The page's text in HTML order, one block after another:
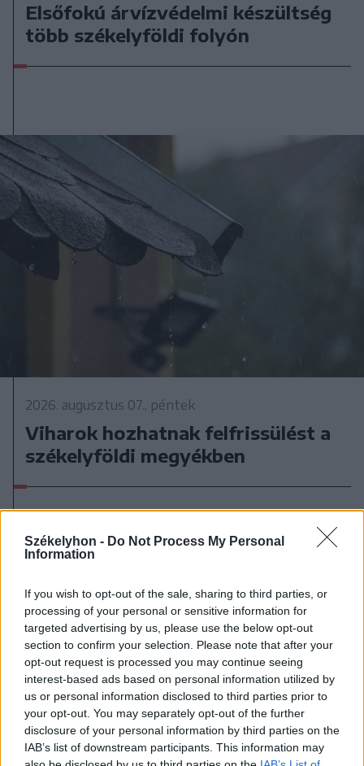
Székelyhon - Do Not Process My Personal
Information
If you wish to opt-out of the sale, sharing to third parties, or
processing of your personal or sensitive information for
targeted advertising by us, please use the below opt-out
section to confirm your selection. Please note that after your
opt-out request is processed you may continue seeing
interest-based ads based on personal information utilized by
us or personal information disclosed to third parties prior to
your opt-out. You may separately opt-out of the further
disclosure of your personal information by third parties on the
IAB’s list of downstream participants. This information may
Elsőfokú árvízvédelmi készültség
több székelyföldi folyón
2026. augusztus 07., péntek
Viharok hozhatnak felfrissülést a
székelyföldi megyékben